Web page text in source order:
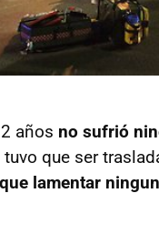
años no sufrió
que ser
lamentar